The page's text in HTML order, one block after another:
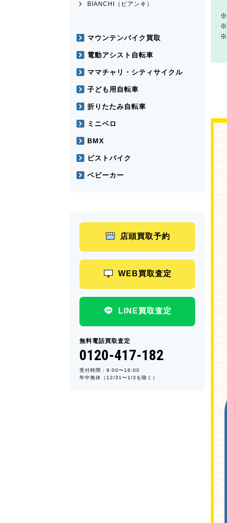
BIANCHI（ビアンキ）
マウンテンバイク買取
電動アシスト自転車
ママチャリ・シティサイクル
子ども用自転車
折りたたみ自転車
ミニベロ
BMX
ピストバイク
ベビーカー
店頭買取予約
WEB買取査定
LINE買取査定
無料電話買取査定
0120-417-182
受付時間：9:00〜18:00
年中無休（12/31〜1/3を除く）